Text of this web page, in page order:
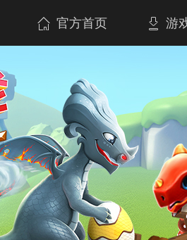
官方首页 游